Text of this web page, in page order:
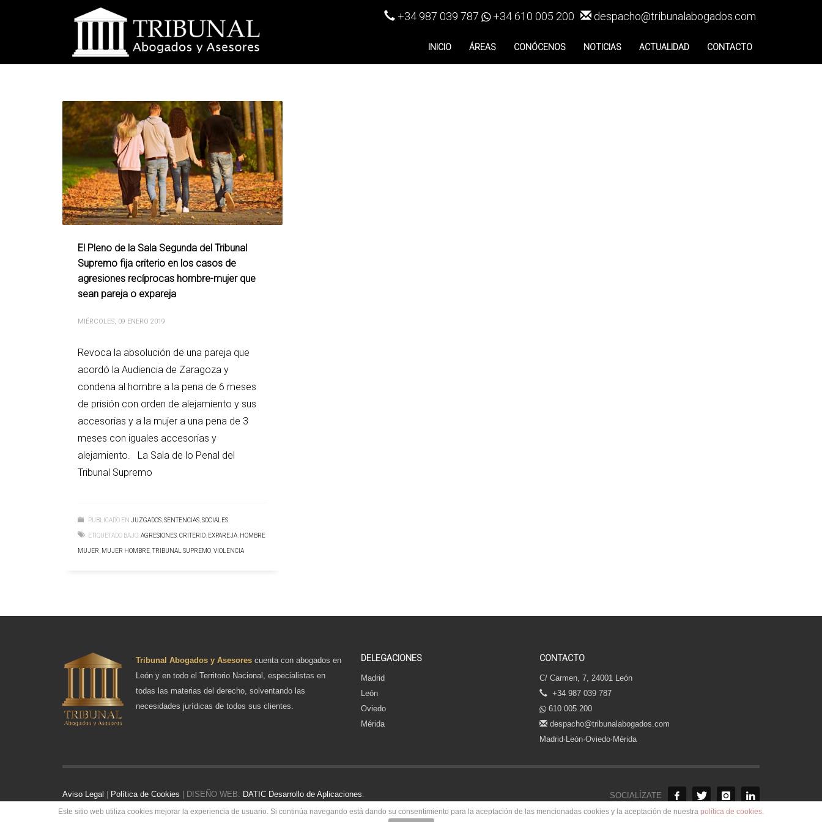
+34 987 039 787 +34 610 005 200 despacho@tribunalabogados.com
INICIO ÁREAS CONÓCENOS NOTICIAS ACTUALIDAD CONTACTO
El Pleno de la Sala Segunda del Tribunal
Supremo fija criterio en los casos de
agresiones recíprocas hombre-mujer que
sean pareja o expareja
MIÉRCOLES, 09 ENERO 2019
Revoca la absolución de una pareja que
acordó la Audiencia de Zaragoza y
condena al hombre a la pena de 6 meses
de prisión con orden de alejamiento y sus
accesorias y a la mujer a una pena de 3
meses con iguales accesorias y
alejamiento. La Sala de lo Penal del
Tribunal Supremo
PUBLICADO EN JUZGADOS,SENTENCIAS,SOCIALES
ETIQUETADO BAJO:AGRESIONES,CRITERIO, EXPAREJA, HOMBRE
MUJER, MUJER HOMBRE, TRIBUNAL SUPREMO,VIOLENCIA
Tribunal Abogados y Asesores cuenta con abogados en
León y en todo el Territorio Nacional, especialistas en
todas las materias del derecho, solventando las
necesidades jurídicas de todos sus clientes.
DELEGACIONES
Madrid
León
Oviedo
Mérida
CONTACTO
C/ Carmen, 7, 24001 León
+34 987 039 787
610 005 200
despacho@tribunalabogados.com
Madrid·León·Oviedo·Mérida
SOCIALÍZATE
Aviso Legal Política de Cookies | DISEÑO WEB: DATIC Desarrollo de Aplicaciones.
Este sitio web utiliza cookies mejorar la experiencia de usuario. Si continúa navegando está dando su consentimiento para la aceptación de las mencionadas cookies y la aceptación de nuestra política de cookies.